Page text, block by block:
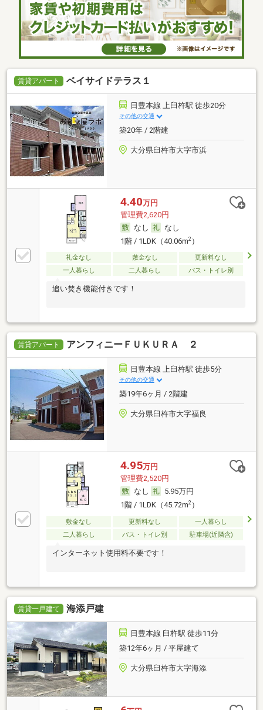
賃貸アパート ベイサイドテラス１
日豊本線 上臼杵駅 徒歩20分
その他の交通
築20年 / 2階建
大分県臼杵市大字市浜
4.40万円
管理費2,620円
なし
なし
1階 / 1LDK（40.06m2）
礼金なし 敷金なし
更新料なし
一人暮らし
二人暮らし バス・トイレ別
追い焚き機能付きです！
賃貸アパート アンフィニーＦＵＫＵＲＡ ２
日豊本線 上臼杵駅 徒歩5分
その他の交通
築19年6ヶ月 / 2階建
大分県臼杵市大字福良
4.95万円
管理費2,520円
なし
5.95万円
1階 / 1LDK（45.72m2）
敷金なし 更新料なし
一人暮らし
二人暮らし
バス・トイレ別 駐車場(近隣含)
インターネット使用料不要です！
賃貸一戸建て 海添戸建
日豊本線 臼杵駅 徒歩11分
築12年6ヶ月 / 平屋建て
大分県臼杵市大字海添